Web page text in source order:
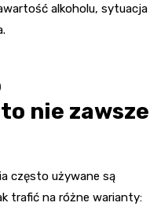
alkoholu, sytuacja
nie zawsze
często używane są
trafić na różne warianty: